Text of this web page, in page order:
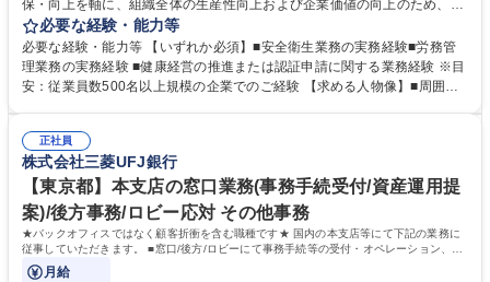
保・向上を軸に、組織全体の生産性向上および企業価値の向上のため、経
営層と密接に連携しながら、定型業務にとどまらず、制度設計や施策立案
などの上流工程から関与していただきます。 【主な業務内容】■安全衛生
業務（ストレスチェック、健康診断の運用、産業医との連携 など）■健康
経営認証取得に向けた企画・推進■労務管理（労働時間の分析、労働環境
を底上げすべく、ともにご活躍いただける方の増員募集となります。 募集
職種 【人事・労務担当】安全衛生・健康経営推進・労務管理/創業80年老
舗メーカー
必要な経験・能力等
必要な経験・能力等 【いずれか必須】■安全衛生業務の実務経験■労務管
理業務の実務経験 ■健康経営の推進または認証申請に関する業務経験 ※目
安：従業員数500名以上規模の企業でのご経験 【求める人物像】■周囲
部門と連携しながら業務を推進できる方■Excelや労務管理システムの実務
使用経験をお持ちの方 学歴・資格 学歴：大学院 大学 高専 短大 専修学校
高校 語学力： 資格：
正社員
株式会社三菱UFJ銀行
【東京都】本支店の窓口業務(事務手続受付/資産運用提
案)/後方事務/ロビー応対 その他事務
★バックオフィスではなく顧客折衝を含む職種です★ 国内の本支店等にて下記の業務に
従事していただきます。 ■窓口/後方/ロビーにて事務手続等の受付・オペレーション、お
客様対応
月給